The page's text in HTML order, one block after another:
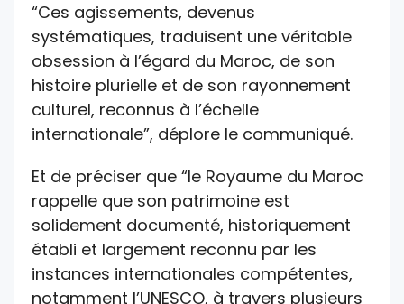
“Ces agissements, devenus
systématiques, traduisent une véritable
obsession à l’égard du Maroc, de son
histoire plurielle et de son rayonnement
culturel, reconnus à l’échelle
internationale”, déplore le communiqué.
Et de préciser que “le Royaume du Maroc
rappelle que son patrimoine est
solidement documenté, historiquement
établi et largement reconnu par les
instances internationales compétentes,
notamment l’UNESCO, à travers plusieurs